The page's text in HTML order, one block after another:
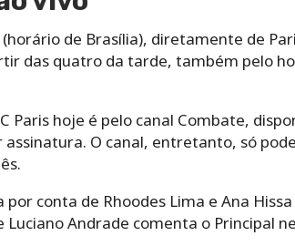
de Brasília), diretamente de
das quatro da tarde, também pelo
Paris hoje é pelo canal Combate,
assinatura. O canal, entretanto, só
conta de Rhoodes Lima e Ana
Andrade comenta o Principal